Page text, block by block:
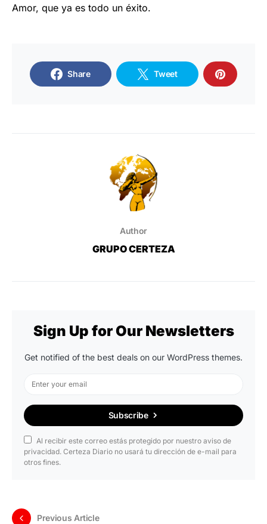
Amor, que ya es todo un éxito.
Share Tweet
Author
GRUPO CERTEZA
Sign Up for Our Newsletters
Get notified of the best deals on our WordPress themes.
Subscribe
Al recibir este correo estás protegido por nuestro aviso de
privacidad. Certeza Diario no usará tu dirección de e-mail para
otros fines.
Previous Article